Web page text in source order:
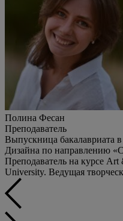
Полина Фесан
Преподаватель
Выпускница
Дизайна по направлению
Преподаватель на курсе
University. Ведущая